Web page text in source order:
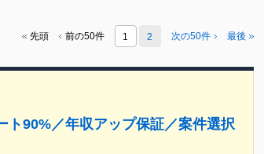
先頭 前の50件 1 2 次の50件 最後
ト90%／年収アップ保証／案件選択